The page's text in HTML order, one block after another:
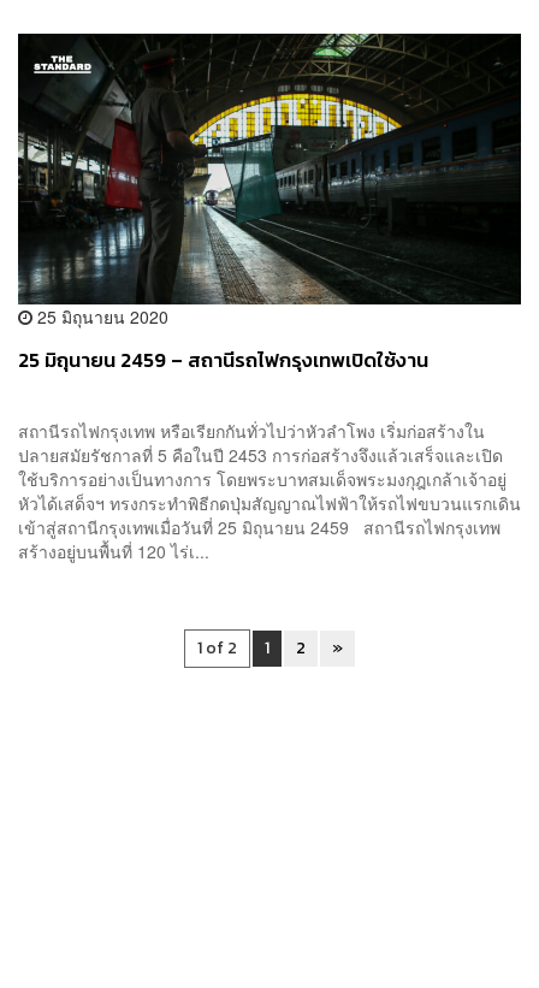
25 มิถุนายน 2020
25 มิถุนายน 2459 – สถานีรถไฟกรุงเทพเปิดใช้งาน
สถานีรถไฟกรุงเทพ หรือเรียกกันทั่วไปว่าหัวลำโพง เริ่มก่อสร้างใน
ปลายสมัยรัชกาลที่ 5 คือในปี 2453 การก่อสร้างจึงแล้วเสร็จและเปิด
ใช้บริการอย่างเป็นทางการ โดยพระบาทสมเด็จพระมงกุฎเกล้าเจ้าอยู่
หัวได้เสด็จฯ ทรงกระทำพิธีกดปุ่มสัญญาณไฟฟ้าให้รถไฟขบวนแรกเดิน
เข้าสู่สถานีกรุงเทพเมื่อวันที่ 25 มิถุนายน 2459 สถานีรถไฟกรุงเทพ
สร้างอยู่บนพื้นที่ 120 ไร่เ...
1 of 2 1 2 »